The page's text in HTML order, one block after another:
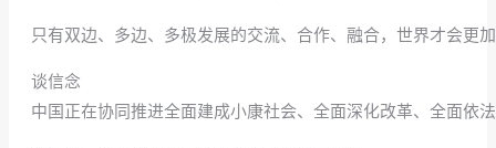
只有双边、多边、多极发展的交流、合作、融合，世界才会更
谈信念
中国正在协同推进全面建成小康社会、全面深化改革、全面依